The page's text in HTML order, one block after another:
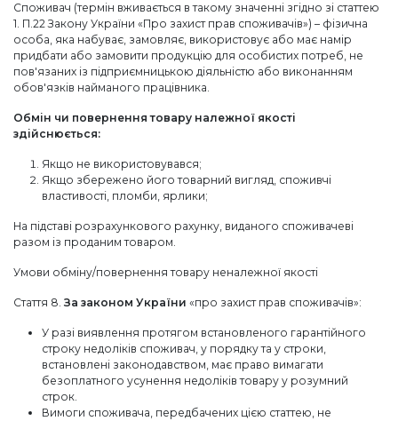
Споживач (термін вживається в такому значенні згідно зі статтею
1. П.22 Закону України «Про захист прав споживачів») – фізична
особа, яка набуває, замовляє, використовує або має намір
придбати або замовити продукцію для особистих потреб, не
пов'язаних із підприємницькою діяльністю або виконанням
обов'язків найманого працівника.
Обмін чи повернення товару належної якості
здійснюється:
Якщо не використовувався;
Якщо збережено його товарний вигляд, споживчі
властивості, пломби, ярлики;
На підставі розрахункового рахунку, виданого споживачеві
разом із проданим товаром.
Умови обміну/повернення товару неналежної якості
Стаття 8. За законом України «про захист прав споживачів»:
У разі виявлення протягом встановленого гарантійного
строку недоліків споживач, у порядку та у строки,
встановлені законодавством, має право вимагати
безоплатного усунення недоліків товару у розумний
строк.
Вимоги споживача, передбачених цією статтею, не